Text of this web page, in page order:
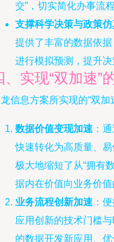
交”，切实简化办事流
支撑科学决策与政策仿
提供了丰富的数据依
进行模拟预测，提升决
、实现“双加速”
信息方案所实现的“双加
数据价值变现加速 ：
快速转化为高质量、
极大地缩短了从“拥有
据内在价值向业务价值
业务流程创新加速 ：
应用创新的技术门槛
的数据开发新应用、